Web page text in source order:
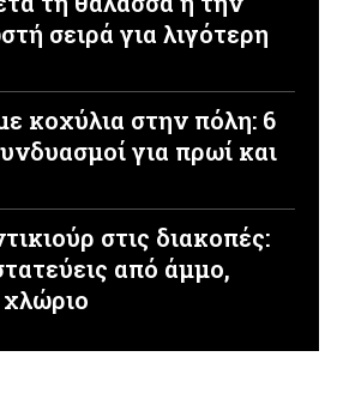
σειρά για λιγότερη
κοχύλια στην πόλη: 6
για πρωί και
στις διακοπές:
από άμμο,